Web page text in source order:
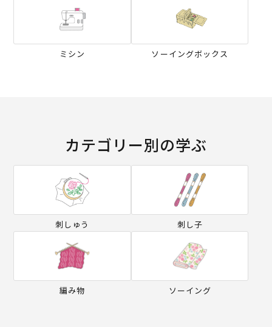
ミシン ソーイングボックス
カテゴリー別の学ぶ
刺しゅう 刺し子
編み物 ソーイング